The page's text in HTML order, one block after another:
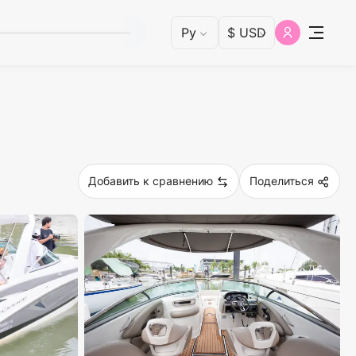
Добавить к сравнению Поделиться